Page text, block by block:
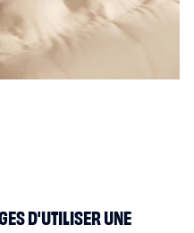
D'UTILISER UNE